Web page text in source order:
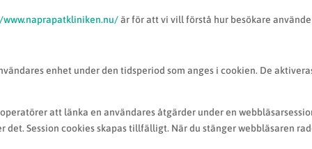
är för att vi vill förstå hur besökare
enhet under den tidsperiod som anges i cookien. De
att länka en användares åtgärder under en
Session cookies skapas tillfälligt. När du stänger webbläsaren